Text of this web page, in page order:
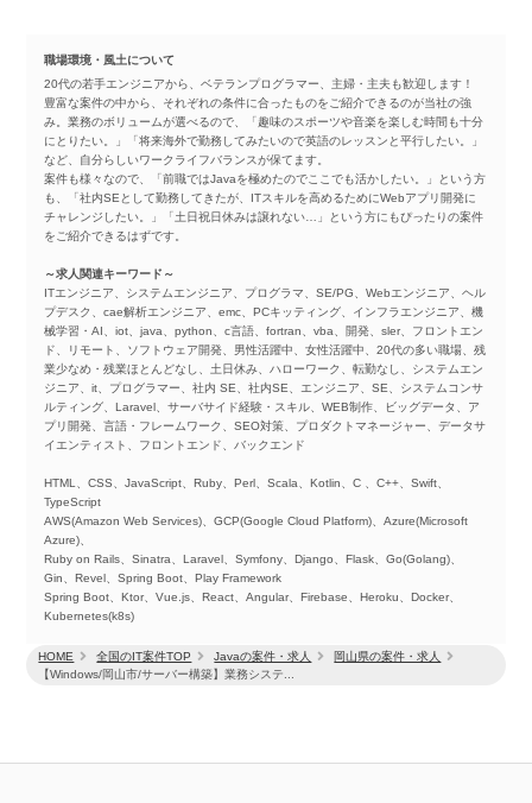
HOME 全国のIT案件TOP Javaの案件・求人
岡山県の案件・求人
【Windows/岡山市/サーバー構築】業務システ...
職場環境・風土について
20代の若手エンジニアから、ベテランプログラマー、主婦・主夫も歓迎します！
豊富な案件の中から、それぞれの条件に合ったものをご紹介できるのが当社の強
み。業務のボリュームが選べるので、「趣味のスポーツや音楽を楽しむ時間も十分
にとりたい。」「将来海外で勤務してみたいので英語のレッスンと平行したい。」
など、自分らしいワークライフバランスが保てます。
案件も様々なので、「前職ではJavaを極めたのでここでも活かしたい。」という方
も、「社内SEとして勤務してきたが、ITスキルを高めるためにWebアプリ開発に
チャレンジしたい。」「土日祝日休みは譲れない…」という方にもぴったりの案件
をご紹介できるはずです。
～求人関連キーワード～
ITエンジニア、システムエンジニア、プログラマ、SE/PG、Webエンジニア、ヘル
プデスク、cae解析エンジニア、emc、PCキッティング、インフラエンジニア、機
械学習・AI、iot、java、python、c言語、fortran、vba、開発、sler、フロントエン
ド、リモート、ソフトウェア開発、男性活躍中、女性活躍中、20代の多い職場、残
業少なめ・残業ほとんどなし、土日休み、ハローワーク、転勤なし、システムエン
ジニア、it、プログラマー、社内 SE、社内SE、エンジニア、SE、システムコンサ
ルティング、Laravel、サーバサイド経験・スキル、WEB制作、ビッグデータ、ア
プリ開発、言語・フレームワーク、SEO対策、プロダクトマネージャー、データサ
イエンティスト、フロントエンド、バックエンド
HTML、CSS、JavaScript、Ruby、Perl、Scala、Kotlin、C 、C++、Swift、
TypeScript
AWS(Amazon Web Services)、GCP(Google Cloud Platform)、Azure(Microsoft
Azure)、
Ruby on Rails、Sinatra、Laravel、Symfony、Django、Flask、Go(Golang)、
Gin、Revel、Spring Boot、Play Framework
Spring Boot、Ktor、Vue.js、React、Angular、Firebase、Heroku、Docker、
Kubernetes(k8s)